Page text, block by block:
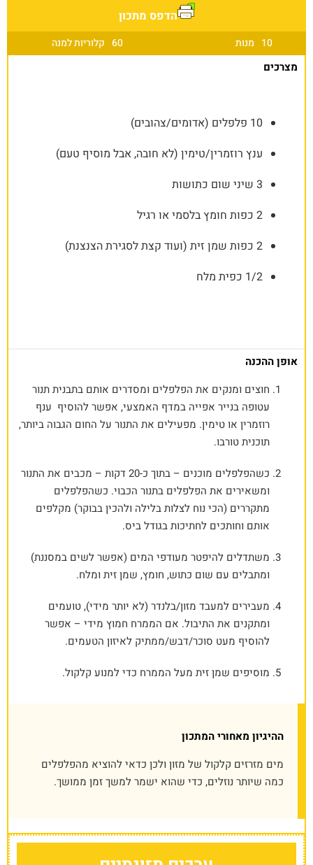
הדפס מתכון
10 מנות 60 קלוריות למנה
מצרכים
10 פלפלים (אדומים/צהובים)
ענץ רוזמרין/טימין (לא חובה, אבל מוסיף טעם)
3 שיני שום כתושות
2 כפות חומץ בלסמי או רגיל
2 כפות שמן זית (ועוד קצת לסגירת הצנצנת)
1/2 כפית מלח
אופן ההכנה
חוצים ומנקים את הפלפלים ומסדרים אותם בתבנית תנור
עטופה בנייר אפייה במדף האמצעי, אפשר להוסיף ענף
רוזמרין או טימין. מפעילים את התנור על החום הגבוה ביותר,
תוכנית טורבו.
כשהפלפלים מוכנים – בתוך כ-20 דקות – מכבים את התנור
ומשאירים את הפלפלים בתנור הכבוי. כשהפלפלים
מתקררים (הכי נוח לצלות בלילה ולהכין בבוקר) מקלפים
אותם וחותכים לחתיכות בגודל ביס.
משתדלים להיפטר מעודפי המים (אפשר לשים במסננת)
ומתבלים עם שום כתוש, חומץ, שמן זית ומלח.
מעבירים למעבד מזון/בלנדר (לא יותר מידי), טועמים
ומתקנים את התיבול. אם הממרח חמוץ מידי – אפשר
להוסיף מעט סוכר/דבש/ממתיק לאיזון הטעמים.
מוסיפים שמן זית מעל הממרח כדי למנוע קלקול.
ההיגיון מאחורי המתכון
מים מזרזים קלקול של מזון ולכן כדאי להוציא מהפלפלים
כמה שיותר נוזלים, כדי שהוא ישמר למשך זמן ממושך.